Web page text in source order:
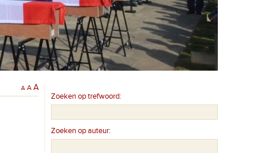
A A A
Zoeken op trefwoord:
Zoeken op auteur: